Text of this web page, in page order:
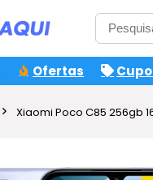
Ofertas
Xiaomi Poco C85 256gb